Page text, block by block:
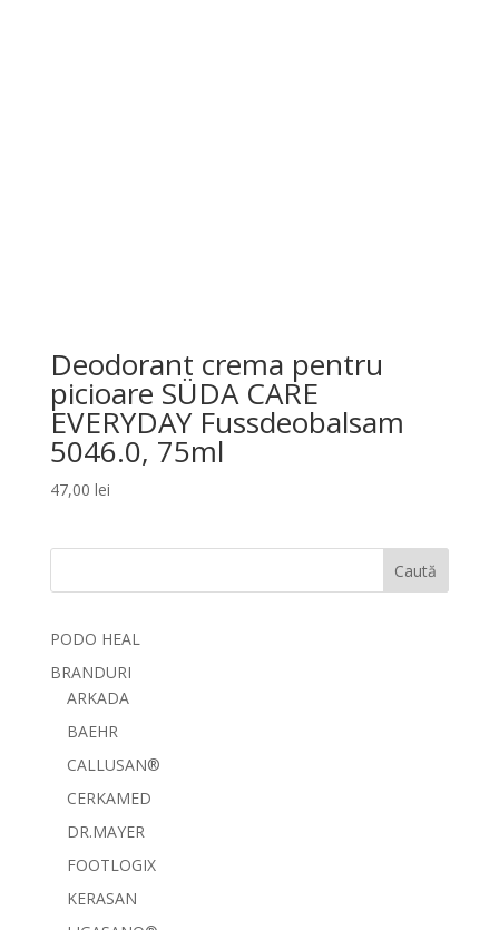
Deodorant crema pentru
picioare SÜDA CARE
EVERYDAY Fussdeobalsam
5046.0, 75ml
47,00 lei
Caută
PODO HEAL
BRANDURI
ARKADA
BAEHR
CALLUSAN®
CERKAMED
DR.MAYER
FOOTLOGIX
KERASAN